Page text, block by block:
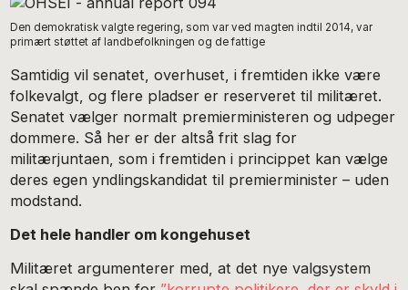
Den demokratisk valgte regering, som var ved magten indtil 2014, var
primært støttet af landbefolkningen og de fattige
Samtidig vil senatet, overhuset, i fremtiden ikke være
folkevalgt, og flere pladser er reserveret til militæret.
Senatet vælger normalt premierministeren og udpeger
dommere. Så her er der altså frit slag for
militærjuntaen, som i fremtiden i princippet kan vælge
deres egen yndlingskandidat til premierminister – uden
modstand.
Det hele handler om kongehuset
Militæret argumenterer med, at det nye valgsystem